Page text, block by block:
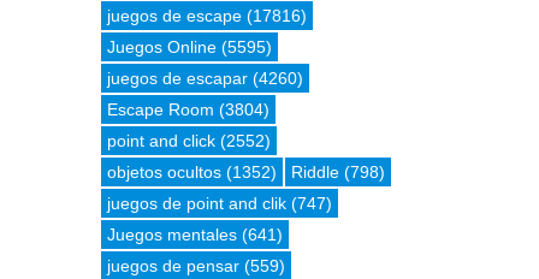
juegos de escape (17816)
Juegos Online (5595)
juegos de escapar (4260)
Escape Room (3804)
point and click (2552)
objetos ocultos (1352) Riddle (798)
juegos de point and clik (747)
Juegos mentales (641)
juegos de pensar (559)